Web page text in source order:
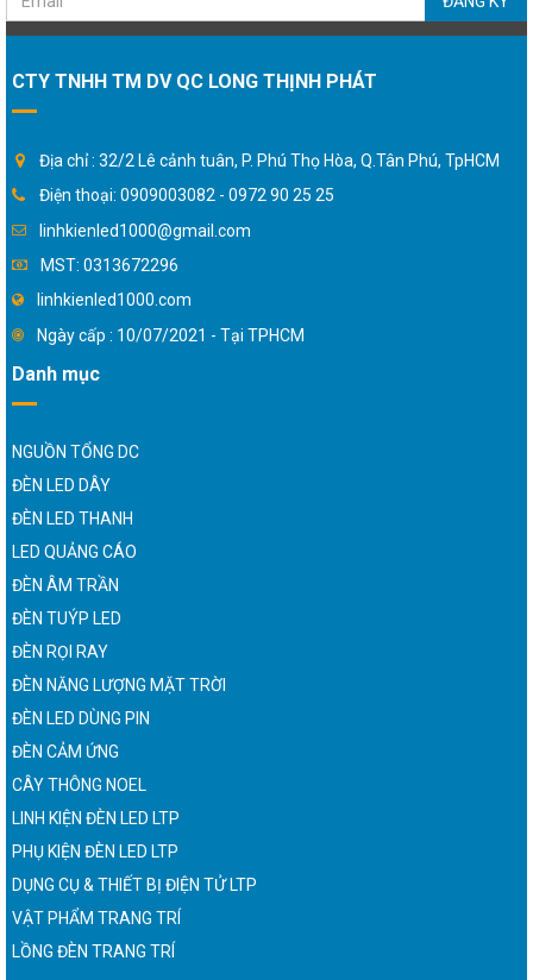
CTY TNHH TM DV QC LONG THỊNH PHÁT
Địa chỉ : 32/2 Lê cảnh tuân, P. Phú Thọ Hòa, Q.Tân Phú, TpHCM
Điện thoại: 0909003082 - 0972 90 25 25
linhkienled1000@gmail.com
MST: 0313672296
linhkienled1000.com
Ngày cấp : 10/07/2021 - Tại TPHCM
Danh mục
NGUỒN TỔNG DC
ĐÈN LED DÂY
ĐÈN LED THANH
LED QUẢNG CÁO
ĐÈN ÂM TRẦN
ĐÈN TUÝP LED
ĐÈN RỌI RAY
ĐÈN NĂNG LƯỢNG MẶT TRỜI
ĐÈN LED DÙNG PIN
ĐÈN CẢM ỨNG
CÂY THÔNG NOEL
LINH KIỆN ĐÈN LED LTP
PHỤ KIỆN ĐÈN LED LTP
DỤNG CỤ & THIẾT BỊ ĐIỆN TỬ LTP
VẬT PHẨM TRANG TRÍ
LỒNG ĐÈN TRANG TRÍ